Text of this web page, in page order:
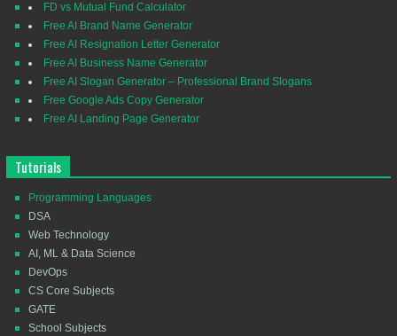
FD vs Mutual Fund Calculator
Free AI Brand Name Generator
Free AI Resignation Letter Generator
Free AI Business Name Generator
Free AI Slogan Generator – Professional Brand Slogans
Free Google Ads Copy Generator
Free AI Landing Page Generator
Tutorials
Programming Languages
DSA
Web Technology
AI, ML & Data Science
DevOps
CS Core Subjects
GATE
School Subjects